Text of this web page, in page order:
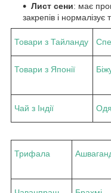
Лист сени: має
закрепів і нормалізує
Товари з Тайланду
Товари з Японії
Чай з Індії
Трифала